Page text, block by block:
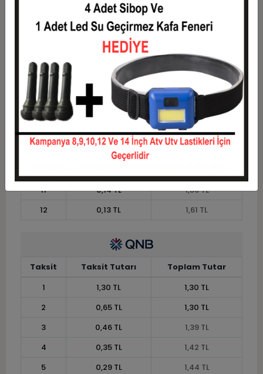
0,65 TL
3
0,46 TL
1,39 TL
0,35 TL
5
0,29 TL
1,44 TL
6
0,24 TL
1,47 TL
7
0,21 TL
1,50 TL
8
0,19 TL
1,52 TL
0,17 TL
11
0,14 TL
1,59 TL
12
0,13 TL 1,61 TL
Taksit Taksit Tutarı
Toplam Tutar
1
1,30 TL
1,30 TL
2
0,65 TL
1,30 TL
3
0,46 TL
1,39 TL
4
0,35 TL
1,42 TL
5
0,29 TL
1,44 TL